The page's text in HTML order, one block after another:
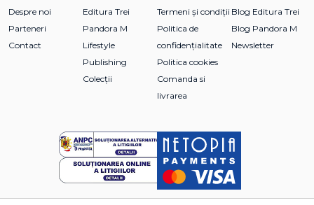
Prelegerea a III-a
Prelegerea a IV-a
Prelegerea a V-a
Prelegerea a VI-a
Prelegerea a VII-a
Prelegerea a XI-a
Prelegerea a XII-a
Prelegerea a XIII-a
Prelegerea a XIV-a
Prelegerea a XV-a
Despre noi
Parteneri
Contact
Editura Trei
Pandora M
Lifestyle
Publishing
Colecții
Termeni și condiții
Politica de
confidențialitate
Politica cookies
Comanda si
livrarea
Blog Editura Trei
Blog Pandora M
Newsletter